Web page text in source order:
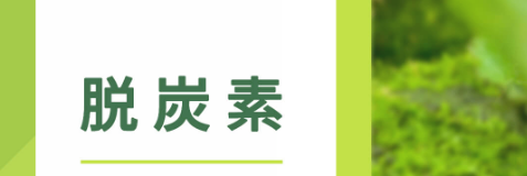
国際交流センター
広報誌・刊行物
環境学科
地域と関りながら環境問
題に取り組む
進学説明会【高校教員対象】
令和9年度入試
令和9年度入試についてのご案内
委員会、クラブ・サークル